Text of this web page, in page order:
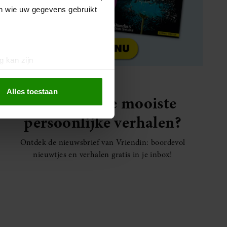
wie uw gegevens gebruikt
kan zijn
te bieden en om ons
partners voor social
die u aan ze heeft
met onze cookies als u
Alles toestaan
Elke week de mooiste
persoonlijke verhalen?
Ontdek de nieuwsbrief van Vriendin: boordevol
nieuwtjes en verhalen gratis in je inbox!